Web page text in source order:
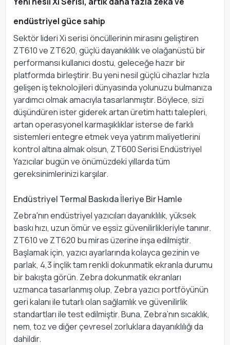
endüstriyel güce sahip
Sektör lideri Xi serisi öncüllerinin mirasını geliştiren
ZT610 ve ZT620, güçlü dayanıklılık ve olağanüstü bir
performansı kullanıcı dostu, geleceğe hazır bir
platformda birleştirir. Bu yeni nesil güçlü cihazlar hızla
gelişen iş teknolojileri dünyasında yolunuzu bulmanıza
yardımcı olmak amacıyla tasarlanmıştır. Böylece, sizi
düşündüren ister giderek artan üretim hattı talepleri,
artan operasyonel karmaşıklıklar isterse de farklı
sistemleri entegre etmek veya yatırım maliyetlerini
kontrol altına almak olsun, ZT600 Serisi Endüstriyel
Yazıcılar bugün ve önümüzdeki yıllarda tüm
gereksinimlerinizi karşılar.
Endüstriyel Termal Baskıda İleriye Bir Hamle
Zebra'nın endüstriyel yazıcıları dayanıklılık, yüksek
baskı hızı, uzun ömür ve eşsiz güvenilirlikleriyle tanınır.
ZT610 ve ZT620 bu miras üzerine inşa edilmiştir.
Başlamak için, yazıcı ayarlarında kolayca gezinin ve
parlak, 4,3 inçlik tam renkli dokunmatik ekranla durumu
bir bakışta görün. Zebra dokunmatik ekranları
uzmanca tasarlanmış olup, Zebra yazıcı portföyünün
geri kalanı ile tutarlı olan sağlamlık ve güvenilirlik
standartları ile test edilmiştir. Buna, Zebra’nın sıcaklık,
nem, toz ve diğer çevresel zorluklara dayanıklılığı da
dahildir.